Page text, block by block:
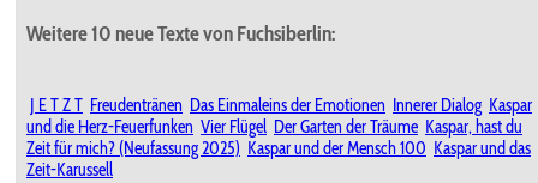
Weitere 10 neue Texte von Fuchsiberlin:
J E T Z T Freudentränen Das Einmaleins der Emotionen Innerer Dialog Kaspar
und die Herz-Feuerfunken Vier Flügel Der Garten der Träume Kaspar, hast du
Zeit für mich? (Neufassung 2025) Kaspar und der Mensch 100 Kaspar und das
Zeit-Karussell